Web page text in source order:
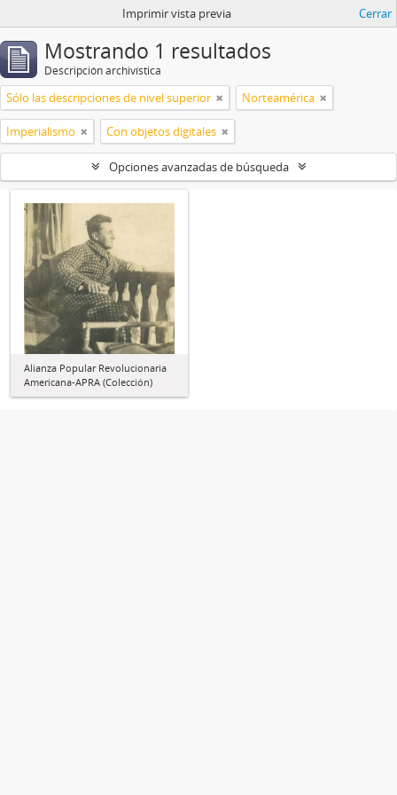
Imprimir vista previa Cerrar
Mostrando 1 resultados
Descripción archivística
Sólo las descripciones de nivel superior Norteamérica
Imperialismo Con objetos digitales
Opciones avanzadas de búsqueda
Alianza Popular Revolucionaria
Americana-APRA (Colección)